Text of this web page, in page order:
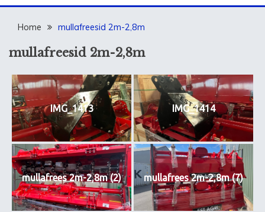
Home mullafreesid 2m-2,8m
mullafreesid 2m-2,8m
IMG_1413 IMG_1414
mullafrees 2m-2,8m (2) mullafrees 2m-2,8m (7)